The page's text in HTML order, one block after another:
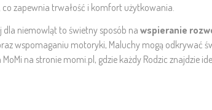
zapewnia trwałość i komfort użytkowania.
niemowląt to świetny sposób nawspieranie
wspomaganiu motoryki, Maluchy mogą odkrywać
na stronie momi.pl, gdzie każdy Rodzic znajdzie